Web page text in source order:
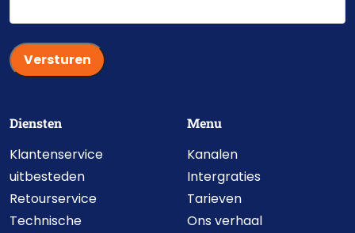
Diensten
Klantenservice
uitbesteden
Retourservice
Technische
Menu
Kanalen
Intergraties
Tarieven
Ons verhaal